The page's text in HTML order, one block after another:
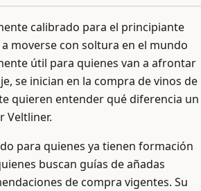
calibrado para el principiante
moverse con soltura en el mundo
útil para quienes van a afrontar
se inician en la compra de vinos de
quieren entender qué diferencia un
Veltliner.
para quienes ya tienen formación
buscan guías de añadas
de compra vigentes. Su